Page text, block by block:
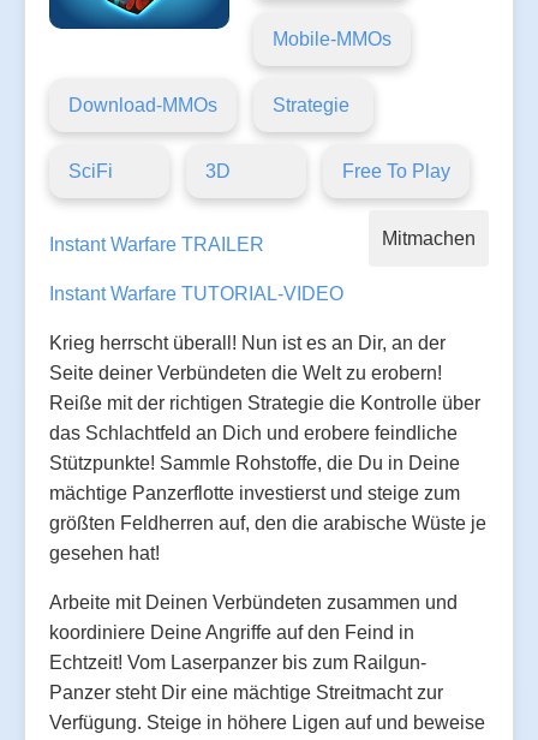
Mobile-MMOs
Download-MMOs Strategie
SciFi 3D Free To Play
Mitmachen
Instant Warfare TRAILER
Instant Warfare TUTORIAL-VIDEO
Krieg herrscht überall! Nun ist es an Dir, an der
Seite deiner Verbündeten die Welt zu erobern!
Reiße mit der richtigen Strategie die Kontrolle über
das Schlachtfeld an Dich und erobere feindliche
Stützpunkte! Sammle Rohstoffe, die Du in Deine
mächtige Panzerflotte investierst und steige zum
größten Feldherren auf, den die arabische Wüste je
gesehen hat!
Arbeite mit Deinen Verbündeten zusammen und
koordiniere Deine Angriffe auf den Feind in
Echtzeit! Vom Laserpanzer bis zum Railgun-
Panzer steht Dir eine mächtige Streitmacht zur
Verfügung. Steige in höhere Ligen auf und beweise